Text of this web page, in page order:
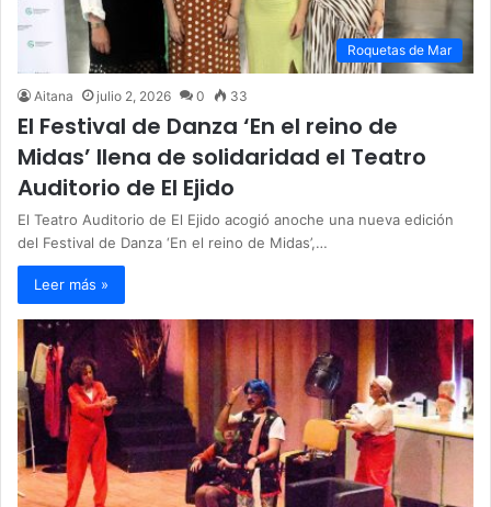
Roquetas de Mar
Aitana julio 2, 2026 0 33
El Festival de Danza ‘En el reino de
Midas’ llena de solidaridad el Teatro
Auditorio de El Ejido
El Teatro Auditorio de El Ejido acogió anoche una nueva edición
del Festival de Danza ‘En el reino de Midas’,…
Leer más »